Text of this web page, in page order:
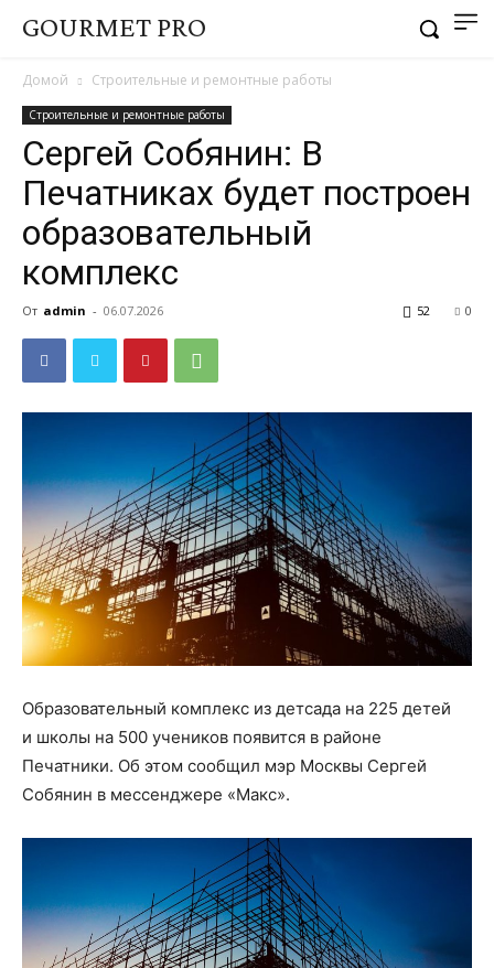
GOURMET PRO
Домой Строительные и ремонтные работы
Строительные и ремонтные работы
Сергей Собянин: В
Печатниках будет построен
образовательный
комплекс
От admin - 06.07.2026 0
52
Образовательный комплекс из детсада на 225 детей
и школы на 500 учеников появится в районе
Печатники. Об этом сообщил мэр Москвы Сергей
Собянин в мессенджере «Макс».